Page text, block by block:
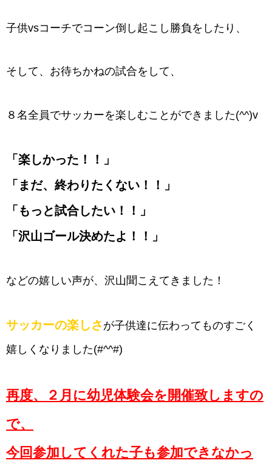
子供vsコーチでコーン倒し起こし勝負をしたり、
そして、お待ちかねの試合をして、
８名全員でサッカーを楽しむことができました(^^)v
「楽しかった！！」
「まだ、終わりたくない！！」
「もっと試合したい！！」
「沢山ゴール決めたよ！！」
などの嬉しい声が、沢山聞こえてきました！
サッカーの楽しさ が子供達に伝わってものすごく
嬉しくなりました(#^^#)
再度、２月に幼児体験会を開催致しますの
で、
今回参加してくれた子も参加できなかっ